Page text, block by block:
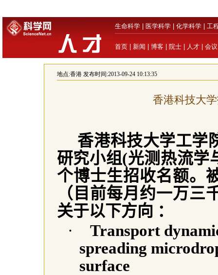
生命科学 医学科学 化学科学 工
首页 新闻 博客 院士 人才 会议
地点:香港发布时间:2013-09-24 10:13:35
香港科技大
香港科技大学工学
研究小组(光测热流学
个博士生招收名额。
（目前每月约一万三
关于以下方向 ：
·
Transport
spreading
surface